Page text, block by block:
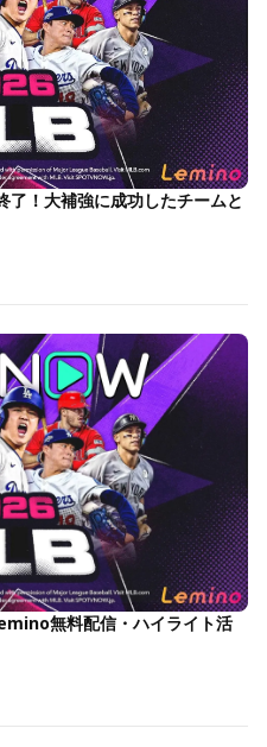
了！大補強に成功したチームと
無料配信・ハイライト活